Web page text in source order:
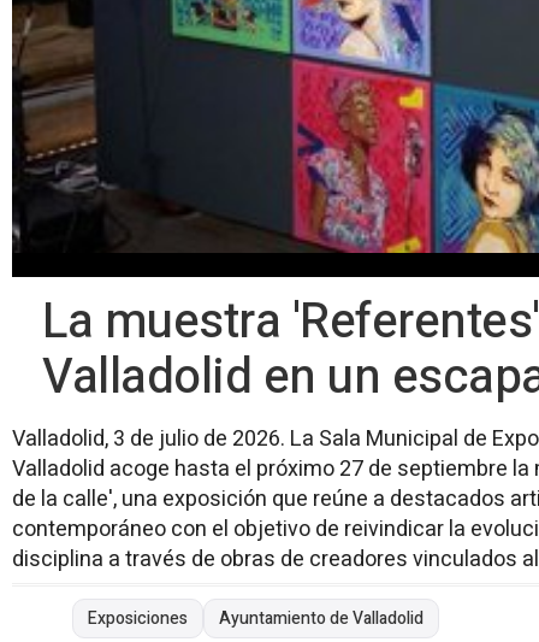
La muestra
Valladolid en un
Valladolid, 3 de julio de 2026. La Sala Municipal de
Valladolid acoge hasta el próximo 27 de septiembre
de la calle', una exposición que reúne a destacados
contemporáneo con el objetivo de reivindicar la
disciplina a través de obras de creadores vinculados
Exposiciones Ayuntamiento de Valladolid